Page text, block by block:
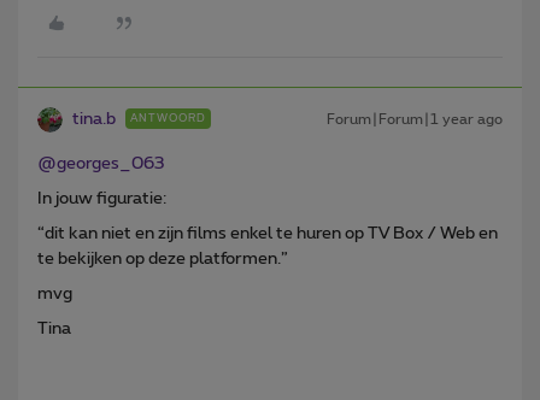
tina.b ANTWOORD Forum|Forum|1 year ago
@georges_063
In jouw figuratie:
“dit kan niet en zijn films enkel te huren op TV Box / Web en
te bekijken op deze platformen.”
mvg
Tina